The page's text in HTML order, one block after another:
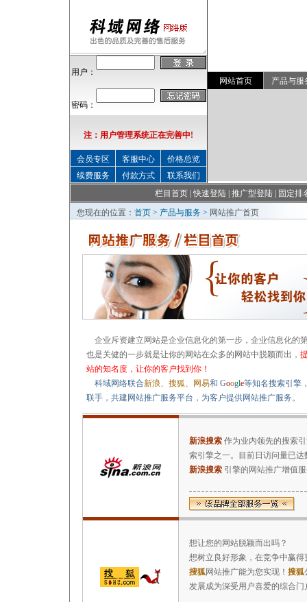
用户：
密码：
注：用户管理系统正在完善中!
会员专区 客服中心
价格总览
续费服务
付款方式 联系我们
网站首页 产品与服
栏目首页 |快速登陆 推广型登陆
固定排
您现在的位置： 首页 > 产品与服务 > 网站推广首页
企业斥资建立网站是企业信息化的第一步，企业信息化的
也是关健的一步就是让你的网站在众多的网站中脱颖而出，
站的知名度，让你的客户找到你！
科域网络联合新浪、搜狐、网易和 Google等知名搜索引擎
联手，共建网站推广服务平台，为客户提供网站推广服务。
新浪搜索 作为业内领先的搜索
索引擎之一。目前日访问量已
新浪搜索 引擎的网站推广增值
想让您的网站脱颖而出吗？
想树立良好形象，在竞争中赢得
搜狐网站推广能为您实现！ 搜狐
发展成为深受用户喜爱的综合门